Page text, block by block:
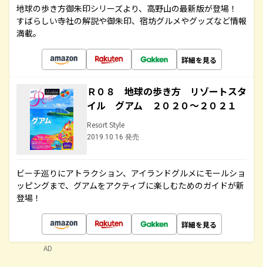
地球の歩き方御朱印シリーズより、高野山の最新版が登場！
すばらしい寺社の解説や御朱印、宿坊グルメやグッズなど情報
満載。
詳細を見る
Ｒ０８ 地球の歩き方 リゾートスタ
イル グアム ２０２０～２０２１
Resort Style
2019.10.16 発売
ビーチ巡りにアトラクション、アイランドグルメにモールショ
ッピングまで、グアムをアクティブに楽しむためのガイドが新
登場！
詳細を見る
AD